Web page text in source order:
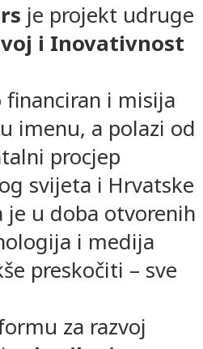
je projekt udruge
i Inovativnost
i misija
imenu, a polazi od
procjep
svijeta i Hrvatske
je u doba otvorenih
i medija
preskočiti – sve
za razvoj